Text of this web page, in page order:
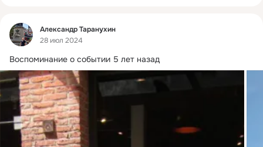
Фид
Александр Таранухин
28 июл 2024
Воспоминание о событии 5 лет назад